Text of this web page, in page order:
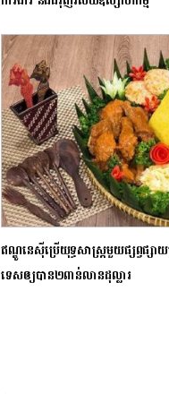
ឥណ្ឌូនេស៊ីប្រើយុទ្ធសាស្ត្រមួយផ្សព្វផ្ស
ទេសឲ្យបាន២ពាន់លានដុល្លារ